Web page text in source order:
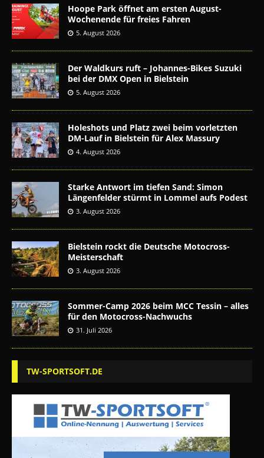
Hoope Park öffnet am ersten August-
Wochenende für freies Fahren
5. August 2026
Der Waldkurs ruft – Johannes-Bikes Suzuki
bei der DMX Open in Bielstein
5. August 2026
Holeshots und Platz zwei beim vorletzten
DM-Lauf in Bielstein für Alex Massury
4. August 2026
Starke Antwort im tiefen Sand: Simon
Längenfelder stürmt in Lommel aufs Podest
3. August 2026
Bielstein rockt die Deutsche Motocross-
Meisterschaft
3. August 2026
Sommer-Camp 2026 beim MCC Tessin – alles
für den Motocross-Nachwuchs
31. Juli 2026
TW-SPORTSOFT.DE